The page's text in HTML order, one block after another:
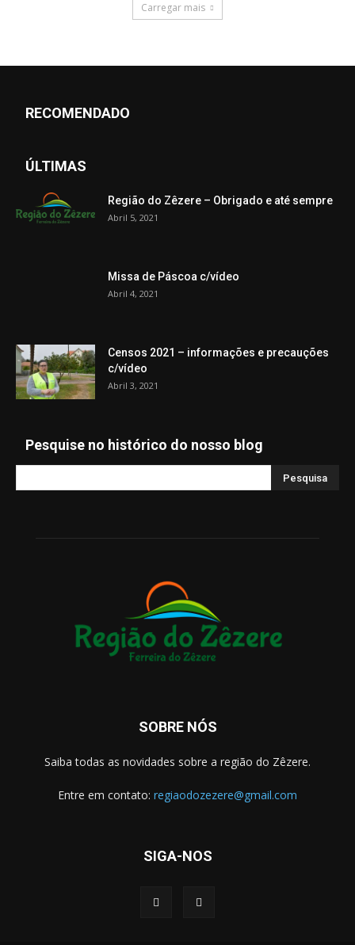
Carregar mais
RECOMENDADO
ÚLTIMAS
Região do Zêzere – Obrigado e até sempre
Abril 5, 2021
Missa de Páscoa c/vídeo
Abril 4, 2021
Censos 2021 – informações e precauções
c/vídeo
Abril 3, 2021
Pesquise no histórico do nosso blog
SOBRE NÓS
Saiba todas as novidades sobre a região do Zêzere.
Entre em contato: regiaodozezere@gmail.com
SIGA-NOS